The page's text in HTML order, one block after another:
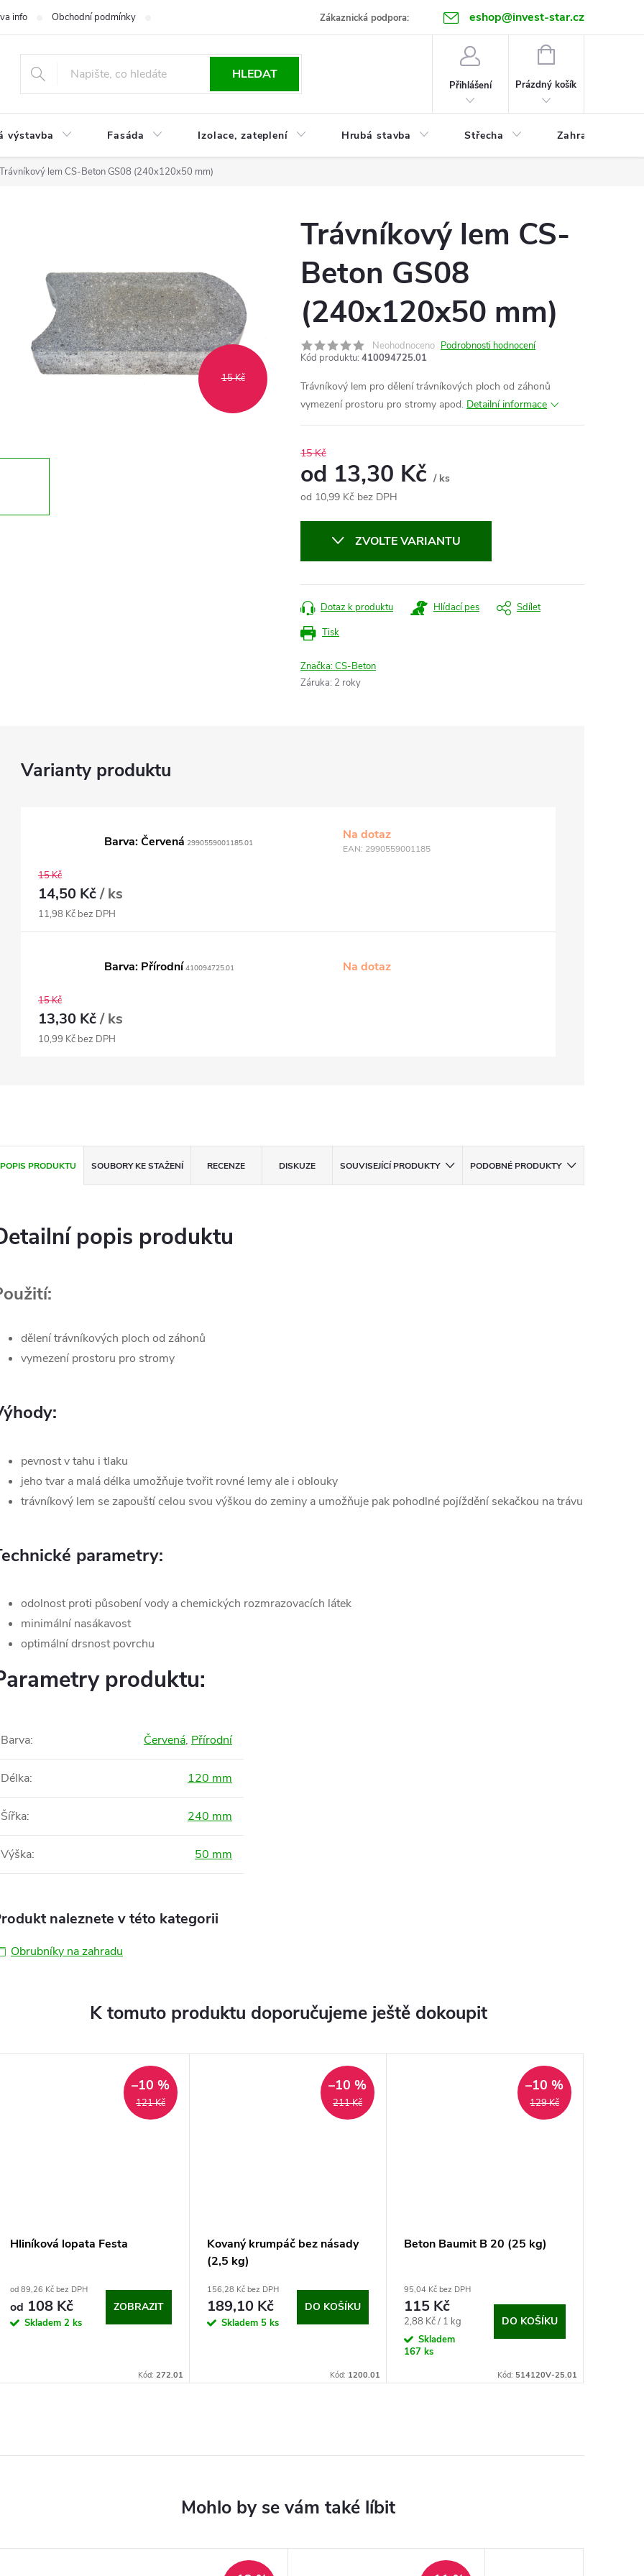
Zákaznická podpora: eshop@invest-star.cz
info Obchodní podmínky Kontakt
HLEDAT
Přihlášení
NÁKUPNÍ
Prázdný košík
výstavba Fasáda Izolace, zateplení Hrubá stavba Střecha Zahrada
Trávníkový lem CS-Beton GS08 (240x120x50 mm)
15 Kč
Trávníkový lem CS-
Beton GS08
(240x120x50 mm)
Neohodnoceno Podrobnosti hodnocení
Kód produktu: 410094725.01
Trávníkový lem pro dělení trávníkových ploch od záhonů
vymezení prostoru pro stromy apod. Detailní informace
15 Kč
od 13,30 Kč / ks
od 10,99 Kč bez DPH
ZVOLTE VARIANTU
Tisk
Dotaz k produktu Hlídací pes Sdílet
Značka:CS-Beton
Záruka: 2 roky
Barva: Červená 2990559001185.01
Na dotaz
EAN: 2990559001185
15 Kč
14,50 Kč/ ks
11,98 Kč bez DPH
Barva: Přírodní 410094725.01 Na dotaz
15 Kč
13,30 Kč/ ks
10,99 Kč bez DPH
POPIS PRODUKTU SOUBORY KE STAŽENÍ RECENZE DISKUZE SOUVISEJÍCÍ PRODUKTY PODOBNÉ PRODUKTY
popis produktu
dělení trávníkových ploch od záhonů
vymezení prostoru pro stromy
pevnost v tahu i tlaku
jeho tvar a malá délka umožňuje tvořit rovné lemy ale i oblouky
trávníkový lem se zapouští celou svou výškou do zeminy a umožňuje pak pohodlné pojíždění sekačkou na trávu
parametry:
odolnost proti působení vody a chemických rozmrazovacích látek
minimální nasákavost
optimální drsnost povrchu
produktu:
Barva: Červená, Přírodní
Délka: 120 mm
Šířka: 240 mm
Výška: 50 mm
naleznete v této kategorii
Obrubníky na zahradu
K tomuto produktu doporučujeme ještě dokoupit
121 Kč
–10 %
Hliníková lopata Festa
od 89,26 Kč bez DPH
od 108 Kč
Skladem 2 ks
ZOBRAZIT
Kód: 272.01
211 Kč
–10 %
Kovaný krumpáč bez násady
(2,5 kg)
156,28 Kč bez DPH
189,10 Kč
Skladem 5 ks
DO KOŠÍKU
Kód: 1200.01
129 Kč
–10 %
Beton Baumit B 20 (25 kg)
95,04 Kč bez DPH
115 Kč
Měrná
cena:
2,88 Kč / 1 kg
Skladem
167 ks
DO KOŠÍKU
Kód: 514120V-25.01